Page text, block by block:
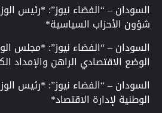
السودان – “الفضاء نيوز”: *رئيس
شؤون الأحزاب السياسية*
السودان – “الفضاء نيوز”: *مجلس
الوضع الاقتصادي الراهن والإمداد
السودان – “الفضاء نيوز”: *رئيس
الوطنية لإدارة الاقتصاد*